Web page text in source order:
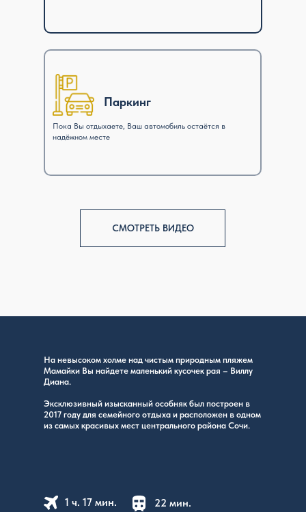
СМОТРЕТЬ ВИДЕО
Паркинг
Пока Вы отдыхаете, Ваш автомобиль остаётся в
надёжном месте
На невысоком холме над чистым природным пляжем
Мамайки Вы найдете маленький кусочек рая – Виллу
Диана.
Эксклюзивный изысканный особняк был построен в
2017 году для семейного отдыха и расположен в одном
из самых красивых мест центрального района Сочи.
22 мин.
1 ч. 17 мин.